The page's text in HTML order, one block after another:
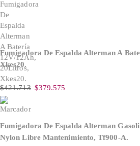
Fumigadora De Espalda Alterman A
Xkes20.
$421.713 $379.575
Fumigadora De Espalda Alterman
Nylon Libre Mantenimiento, Tf900-A.